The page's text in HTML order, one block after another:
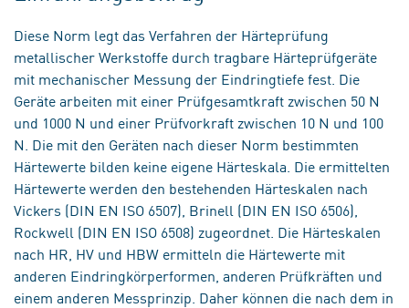
Diese Norm legt das Verfahren der Härteprüfung
metallischer Werkstoffe durch tragbare Härteprüfgeräte
mit mechanischer Messung der Eindringtiefe fest. Die
Geräte arbeiten mit einer Prüfgesamtkraft zwischen 50 N
und 1000 N und einer Prüfvorkraft zwischen 10 N und 100
N. Die mit den Geräten nach dieser Norm bestimmten
Härtewerte bilden keine eigene Härteskala. Die ermittelten
Härtewerte werden den bestehenden Härteskalen nach
Vickers (DIN EN ISO 6507), Brinell (DIN EN ISO 6506),
Rockwell (DIN EN ISO 6508) zugeordnet. Die Härteskalen
nach HR, HV und HBW ermitteln die Härtewerte mit
anderen Eindringkörperformen, anderen Prüfkräften und
einem anderen Messprinzip. Daher können die nach dem in